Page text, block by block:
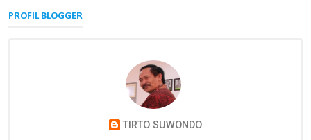
PROFIL BLOGGER
TIRTO SUWONDO